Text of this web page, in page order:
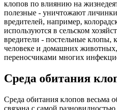
клопов по влиянию на
полезные - уничтожают
вредителей, например,
используются в сельском
вредители - постельные клопы,
человеке и домашних
переносчиками многих
Среда обитания
Среда обитания клопов весьма
связана с самой